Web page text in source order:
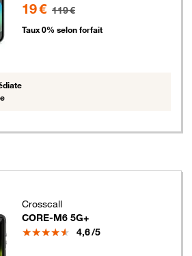
19 € 119 €
Taux 0% selon forfait
Crosscall
CORE-M6 5G+
Note
4,6/5